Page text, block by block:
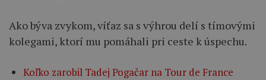
Ako býva zvykom, víťaz sa s výhrou delí s tímovými
kolegami, ktorí mu pomáhali pri ceste k úspechu.
Koľko zarobil Tadej Pogačar na Tour de France